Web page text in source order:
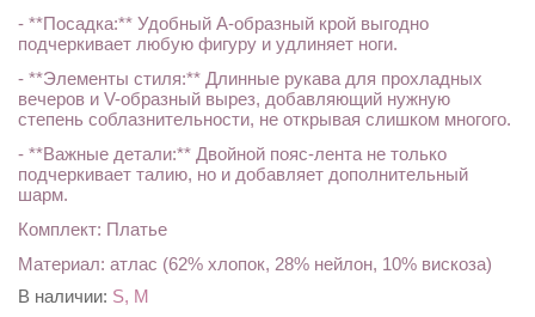
- **Посадка:** Удобный А-образный крой выгодно
подчеркивает любую фигуру и удлиняет ноги.
- **Элементы стиля:** Длинные рукава для прохладных
вечеров и V-образный вырез, добавляющий нужную
степень соблазнительности, не открывая слишком многого.
- **Важные детали:** Двойной пояс-лента не только
подчеркивает талию, но и добавляет дополнительный
шарм.
Комплект: Платье
Материал: атлас (62% хлопок, 28% нейлон, 10% вискоза)
В наличии: S, M